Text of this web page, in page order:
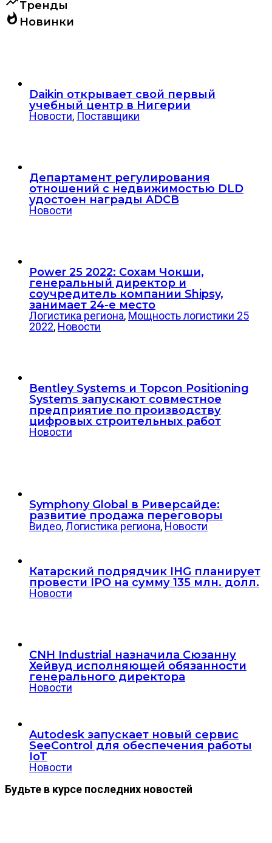
Тренды
whatshot Новинки
Daikin открывает свой первый
учебный центр в Нигерии
Новости, Поставщики
Департамент регулирования
отношений с недвижимостью DLD
удостоен награды ADCB
Новости
Power 25 2022: Сохам Чокши,
генеральный директор и
соучредитель компании Shipsy,
занимает 24-е место
Логистика региона, Мощность логистики 25
2022, Новости
Bentley Systems и Topcon Positioning
Systems запускают совместное
предприятие по производству
цифровых строительных работ
Новости
Symphony Global в Риверсайде:
развитие продажа переговоры
Видео,Логистика региона, Новости
Катарский подрядчик IHG планирует
провести IPO на сумму 135 млн. долл.
Новости
CNH Industrial назначила Сюзанну
Хейвуд исполняющей обязанности
генерального директора
Новости
Autodesk запускает новый сервис
SeeControl для обеспечения работы
IoT
Новости
Будьте в курсе последних новостей